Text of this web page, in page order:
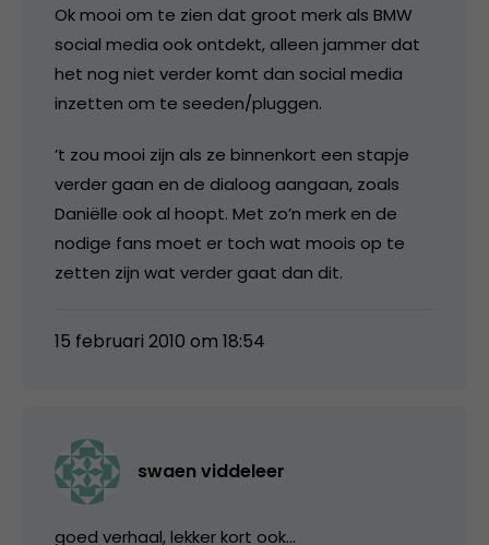
Ok mooi om te zien dat groot merk als BMW
social media ook ontdekt, alleen jammer dat
het nog niet verder komt dan social media
inzetten om te seeden/pluggen.
’t zou mooi zijn als ze binnenkort een stapje
verder gaan en de dialoog aangaan, zoals
Daniëlle ook al hoopt. Met zo’n merk en de
nodige fans moet er toch wat moois op te
zetten zijn wat verder gaat dan dit.
15 februari 2010 om 18:54
swaen viddeleer
goed verhaal, lekker kort ook…